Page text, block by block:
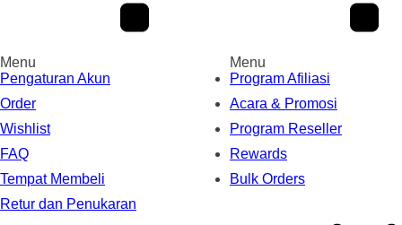
Menu
Pengaturan Akun
Order
Wishlist
FAQ
Tempat Membeli
Retur dan Penukaran
Menu
Program Afiliasi
Acara & Promosi
Program Reseller
Rewards
Bulk Orders